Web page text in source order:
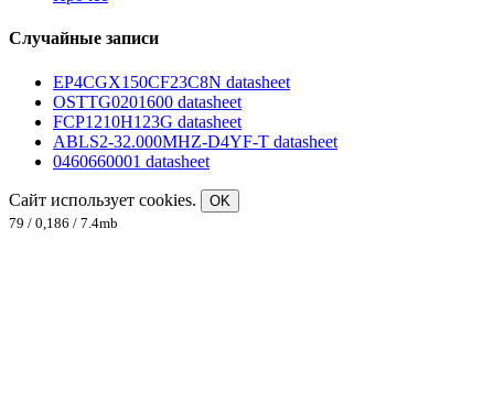
Случайные записи
EP4CGX150CF23C8N datasheet
OSTTG0201600 datasheet
FCP1210H123G datasheet
ABLS2-32.000MHZ-D4YF-T datasheet
0460660001 datasheet
Сайт использует cookies.
OK
79 / 0,186 / 7.4mb